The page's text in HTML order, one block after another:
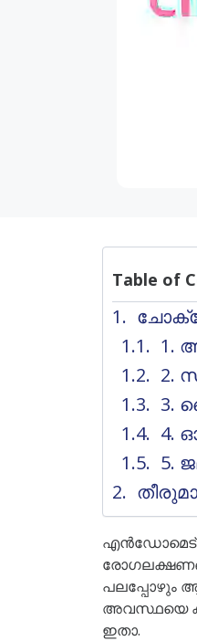
Table of
1.
2.
3.
4.
5.
പലപ്പോഴും
അവസ്ഥയെ
ഇതാ.